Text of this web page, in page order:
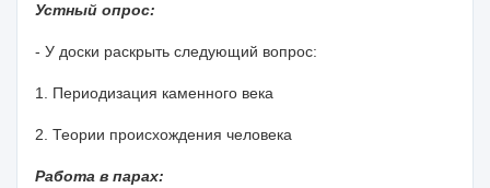
Устный опрос:
- У доски раскрыть следующий вопрос:
1. Периодизация каменного века
2. Теории происхождения человека
Работа в парах: